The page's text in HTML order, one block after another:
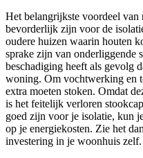
Het belangrijkste voordeel
bevorderlijk zijn voor de
oudere huizen waarin houten
sprake zijn van onderliggende
beschadiging heeft als gevolg
woning. Om vochtwerking en
extra moeten stoken. Omdat
is het feitelijk verloren
goed zijn voor je isolatie, kun
op je energiekosten. Zie het
investering in je woonhuis zelf.